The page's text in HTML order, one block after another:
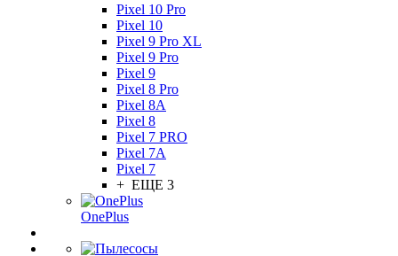
Pixel 10 Pro
Pixel 10
Pixel 9 Pro XL
Pixel 9 Pro
Pixel 9
Pixel 8 Pro
Pixel 8A
Pixel 8
Pixel 7 PRO
Pixel 7A
Pixel 7
+ ЕЩЕ 3
OnePlus